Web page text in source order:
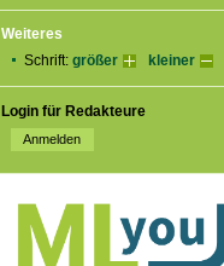
Weiteres
Schrift: größer kleiner
Login für Redakteure